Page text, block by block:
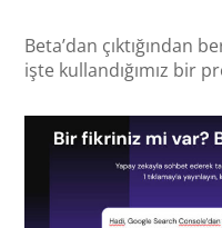
Beta’dan çıktığından
işte kullandığımız bir